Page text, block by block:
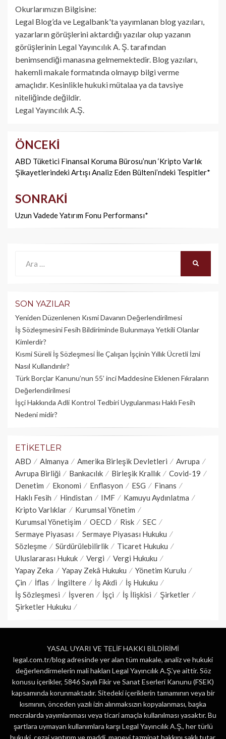
Okurlarımızın Bilgisine:
Legal Blog’da ve Legalbank'ta yayımlanan blog yazıları,
yazarların görüşlerini aktardığı yazılar olup yazanın
görüşlerinin Legal Yayıncılık A. Ş. tarafından
benimsendiği manasına gelmemektedir. Blog yazıları,
hakemli makale formatında olmayıp bilgi verme
amaçlıdır. Kesinlikle hukuki mütalaa ya da tavsiye
niteliğinde değildir.
Legal Yayıncılık A.Ş.
Yazı
dolaşımı
ÖNCEKI
ABD Tüketici Finansal Koruma Bürosu’nun ‘Kripto Varlık
Şikayetlerindeki Artışı Analiz Eden Bülteni’ndeki Tespitler*
SONRAKI
Uzun Vadede Yatırım Fonu Performansı*
SON YAZILAR
Yeniden Düzenlenen Kısmi Davanın Değerlendirilmesi
İş Sözleşmesini Fesih Bildiriminde Bulunmaya Yetkili Olanlar
Kimlerdir?
Kısmi Süreli İş Sözleşmesi İle Çalışan İşçinin Yıllık Üc­retli İzni
Nasıl Kullandırılır?
Türk Borçlar Kanunu’nun 55’ inci Maddesine Eklenen Fıkraların
Değerlendirilmesi
İşçi Hakkında Adli Kontrol Tedbiri Uygulanması Haklı Fesih
Nedeni midir?
ETIKETLER
ABD Almanya Amerika Birleşik Devletleri
Avrupa
Avrupa Birliği
Bankacılık Birleşik Krallık
Covid-19
Denetim
Ekonomi Enflasyon ESG
Finans
Haklı Fesih
Hindistan IMF
Kamuyu Aydınlatma
Kripto Varlıklar
Kurumsal Yönetim
Kurumsal Yönetişim
OECD Risk
SEC
Sermaye Piyasası
Sermaye Piyasası Hukuku
Sözleşme
Sürdürülebilirlik
Ticaret Hukuku
Uluslararası Hukuk
Vergi
Vergi Hukuku
Yapay Zeka
Yapay Zekâ Hukuku
Yönetim Kurulu
Çin
İflas İngiltere İş Akdi
İş Hukuku
İş Sözleşmesi
İşveren İşçi İş İlişkisi
Şirketler
Şirketler Hukuku
YASAL UYARI VE TELİF HAKKI BİLDİRİMİ
legal.com.tr/blog adresinde yer alan tüm makale, analiz ve hukuki
değerlendirmelerin mali hakları Legal Yayıncılık A.Ş.’ye aittir. Söz
konusu içerikler, 5846 Sayılı Fikir ve Sanat Eserleri Kanunu (FSEK)
kapsamında korunmaktadır. Sitedeki içeriklerin tamamının veya bir
kısmının, önceden yazılı izin alınmaksızın kopyalanması, başka
mecralarda yayımlanması veya ticari amaçla kullanılması yasaktır. Bu
şartlara uymayan kullanımlara karşı Legal Yayıncılık A.Ş., her türlü
hukuki, cezai yaptırım ve maddi, manevi tazminat hakkını saklı tutar.